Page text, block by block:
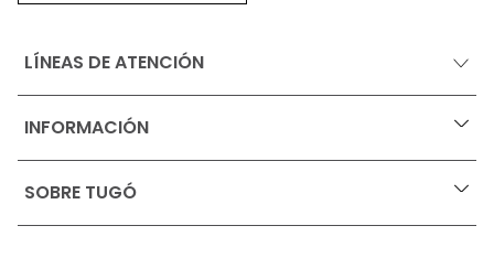
LÍNEAS DE ATENCIÓN
INFORMACIÓN +
Ofertas vigentes
Términos, condiciones y restricciones para productos
SOBRE TUGÓ +